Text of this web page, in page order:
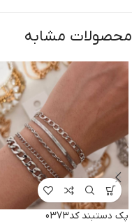
محصولات مشابه
پک دستبند کد0373